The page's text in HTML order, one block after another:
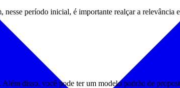
período inicial, é importante realçar a
disso, você pode ter um modelo padrão de